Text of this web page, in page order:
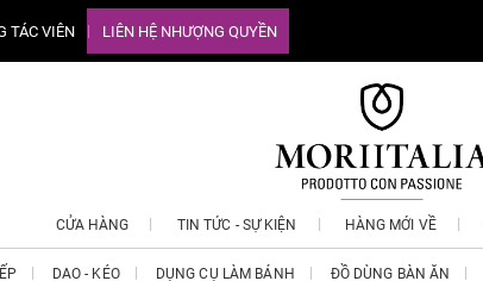
TÁC VIÊN LIÊN HỆ NHƯỢNG QUYỀN
CỬA HÀNG TIN TỨC - SỰ KIỆN HÀNG MỚI VỀ
DAO - KÉO DỤNG CỤ LÀM BÁNH ĐỒ DÙNG BÀN ĂN